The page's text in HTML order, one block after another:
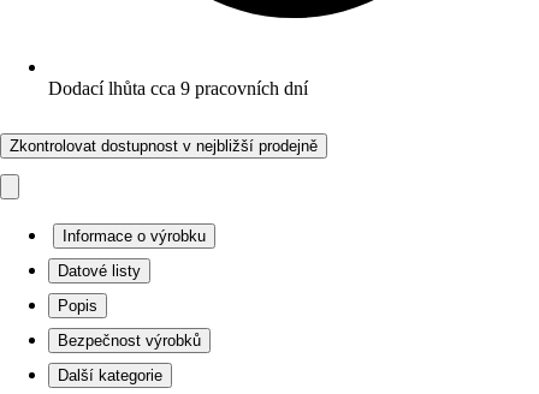
Dodací lhůta cca 9 pracovních dní
Zkontrolovat dostupnost v nejbližší prodejně
Informace o výrobku
Datové listy
Popis
Bezpečnost výrobků
Další kategorie